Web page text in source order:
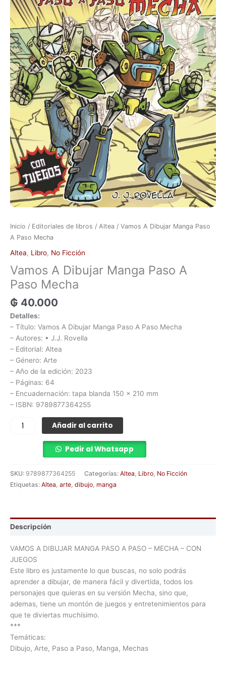
Inicio / Editoriales de libros / Altea / Vamos A Dibujar Manga Paso
A Paso Mecha
Altea, Libro, No Ficción
Vamos A Dibujar Manga Paso A
Paso Mecha
₲ 40.000
Detalles:
– Título: Vamos A Dibujar Manga Paso A Paso Mecha
– Autores: • J.J. Rovella
– Editorial: Altea
– Género: Arte
– Año de la edición: 2023
– Páginas: 64
– Encuadernación: tapa blanda 150 x 210 mm
– ISBN: 9789877364255
A
Paso
Mecha
cantidad
Añadir al carrito
Pedir al Whatsapp
SKU: 9789877364255 Categorías: Altea Libro No Ficción
Etiquetas: Altea arte dibujo manga
Descripción
VAMOS A DIBUJAR MANGA PASO A PASO – MECHA – CON
JUEGOS
Este libro es justamente lo que buscas, no solo podrás
aprender a dibujar, de manera fácil y divertida, todos los
personajes que quieras en su versión Mecha, sino que,
ademas, tiene un montón de juegos y entretenimientos para
que te diviertas muchísimo.
***
Temáticas:
Dibujo, Arte, Paso a Paso, Manga, Mechas